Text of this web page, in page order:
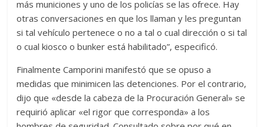
más municiones y uno de los policías se las ofrece. Hay
otras conversaciones en que los llaman y les preguntan
si tal vehículo pertenece o no a tal o cual dirección o si tal
o cual kiosco o bunker está habilitado”, especificó.
Finalmente Camporini manifestó que se opuso a
medidas que minimicen las detenciones. Por el contrario,
dijo que «desde la cabeza de la Procuración General» se
requirió aplicar «el rigor que corresponda» a los